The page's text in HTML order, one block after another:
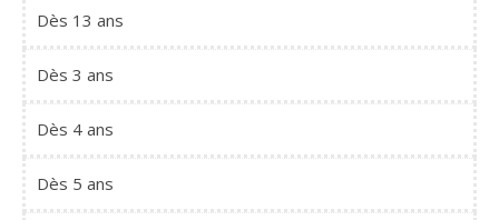
Dès 13 ans
Dès 3 ans
Dès 4 ans
Dès 5 ans